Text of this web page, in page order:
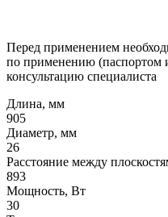
Перед применением
по применению (паспортом
консультацию специалиста
Длина, мм
905
Диаметр, мм
26
Расстояние между
893
Мощность, Вт
30